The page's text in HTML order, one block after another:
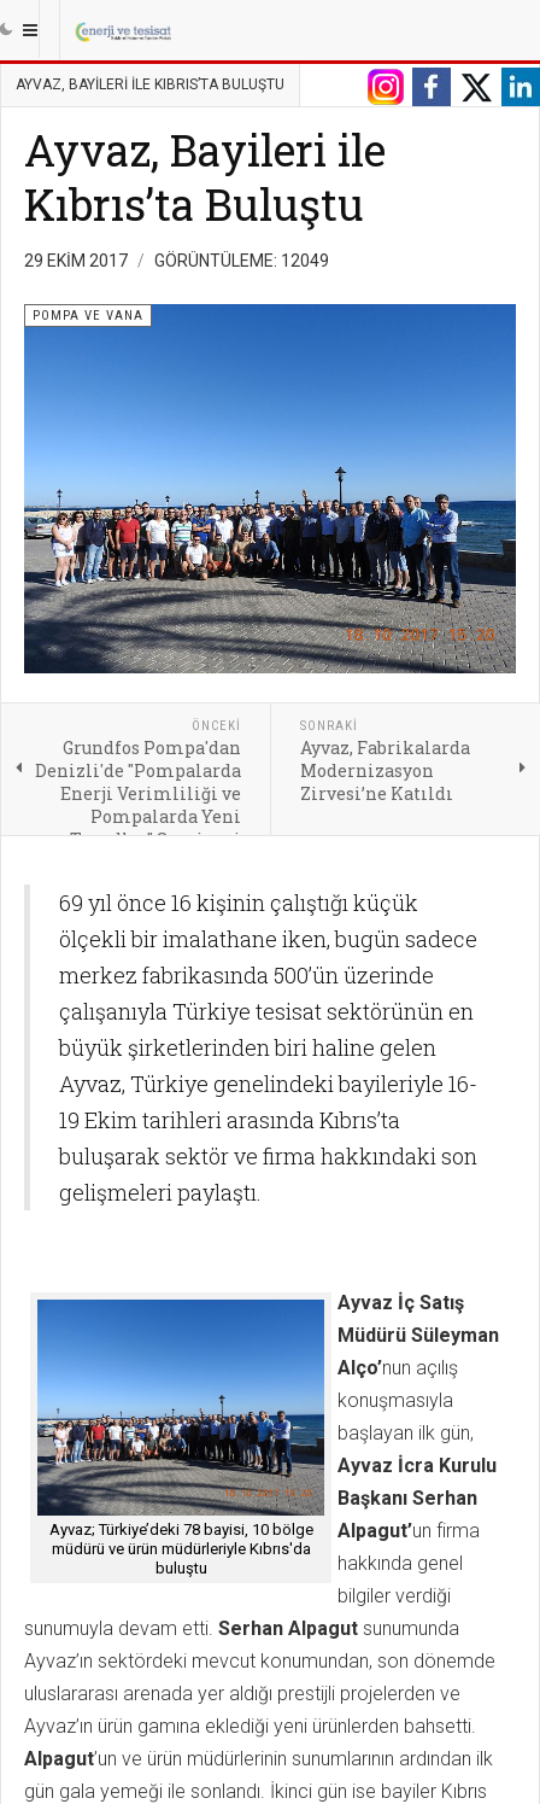
||| ANASAYFA TESISAT
AYVAZ, BAYILERI ILE KIBRIS’TA BULUŞTU
Ayvaz, Bayileri ile
Kıbrıs’ta Buluştu
29 EKIM 2017 GÖRÜNTÜLEME: 12049
POMPA VE VANA
ÖNCEKI
Grundfos Pompa'dan
Denizli'de "Pompalarda
Enerji Verimliliği ve
Pompalarda Yeni
Trendler" Semineri
SONRAKI
Ayvaz, Fabrikalarda
Modernizasyon
Zirvesi’ne Katıldı
69 yıl önce 16 kişinin çalıştığı küçük
ölçekli bir imalathane iken, bugün sadece
merkez fabrikasında 500’ün üzerinde
çalışanıyla Türkiye tesisat sektörünün en
büyük şirketlerinden biri haline gelen
Ayvaz, Türkiye genelindeki bayileriyle 16-
19 Ekim tarihleri arasında Kıbrıs’ta
buluşarak sektör ve firma hakkındaki son
gelişmeleri paylaştı.
Ayvaz; Türkiye’deki 78 bayisi, 10 bölge
müdürü ve ürün müdürleriyle Kıbrıs'da
buluştu
Ayvaz İç Satış
Müdürü Süleyman
Alço’nun açılış
konuşmasıyla
başlayan ilk gün,
Ayvaz İcra Kurulu
Başkanı Serhan
Alpagut’un firma
hakkında genel
bilgiler verdiği
sunumuyla devam etti. Serhan Alpagut sunumunda
Ayvaz’ın sektördeki mevcut konumundan, son dönemde
uluslararası arenada yer aldığı prestijli projelerden ve
Ayvaz’ın ürün gamına eklediği yeni ürünlerden bahsetti.
Alpagut’un ve ürün müdürlerinin sunumlarının ardından ilk
gün gala yemeği ile sonlandı. İkinci gün ise bayiler Kıbrıs